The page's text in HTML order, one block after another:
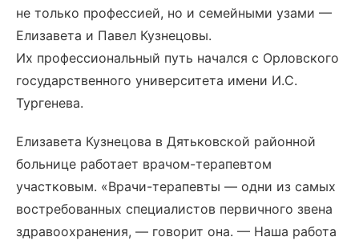
не только профессией, но и семейными узами —
Елизавета и Павел Кузнецовы.
Их профессиональный путь начался с Орловского
государственного университета имени И.С.
Тургенева.
Елизавета Кузнецова в Дятьковской районной
больнице работает врачом-терапевтом
участковым. «Врачи-терапевты — одни из самых
востребованных специалистов первичного звена
здравоохранения, — говорит она. — Наша работа